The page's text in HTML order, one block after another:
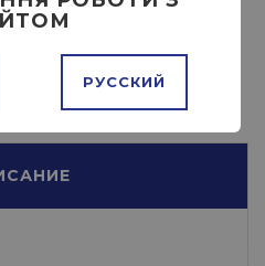
РУССКИЙ